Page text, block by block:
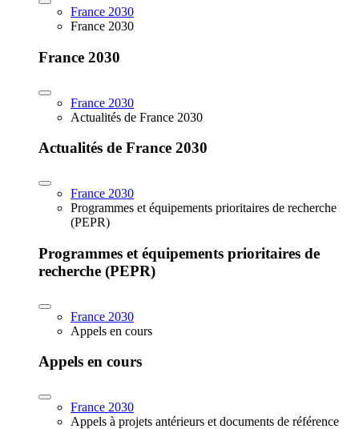
France 2030
France 2030
France 2030
France 2030
Actualités de France 2030
Actualités de France 2030
France 2030
Programmes et équipements prioritaires de recherche
(PEPR)
Programmes et équipements prioritaires de
recherche (PEPR)
France 2030
Appels en cours
Appels en cours
France 2030
Appels à projets antérieurs et documents de référence